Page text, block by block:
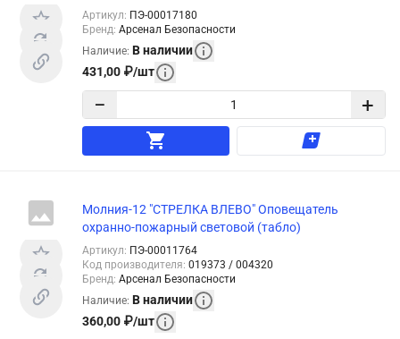
Артикул: ПЭ-00017180
Бренд: Арсенал Безопасности
Наличие: В наличии
431,00 ₽/шт
− +
Молния-12 "СТРЕЛКА ВЛЕВО" Оповещатель
охранно-пожарный световой (табло)
Артикул: ПЭ-00011764
Код производителя: 019373 / 004320
Бренд: Арсенал Безопасности
Наличие: В наличии
360,00 ₽/шт